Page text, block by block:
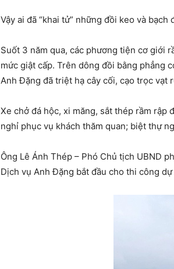
Vậy ai đã “khai tử” những đồi keo và
Suốt 3 năm qua, các phương tiện cơ giới
mức giật cấp. Trên dông đồi bằng phẳng
Anh Đặng đã triệt hạ cây cối, cạo trọc vạt
Xe chở đá hộc, xi măng, sắt thép rầm
nghỉ phục vụ khách thăm quan; biệt thự
Ông Lê Ánh Thép – Phó Chủ tịch UBND
Dịch vụ Anh Đặng bắt đầu cho thi công